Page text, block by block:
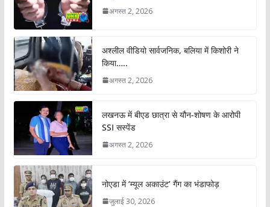
अगस्त 2, 2026
अश्लील वीडियो सार्वजनिक, बलिया में किशोरी ने
किया…..
अगस्त 2, 2026
लखनऊ में बीएड छात्रा से यौन-शोषण के आरोपी
SSI सस्पेंड
अगस्त 2, 2026
नोएडा में ‘म्यूल अकाउंट’ गैंग का भंडाफोड़
जुलाई 30, 2026